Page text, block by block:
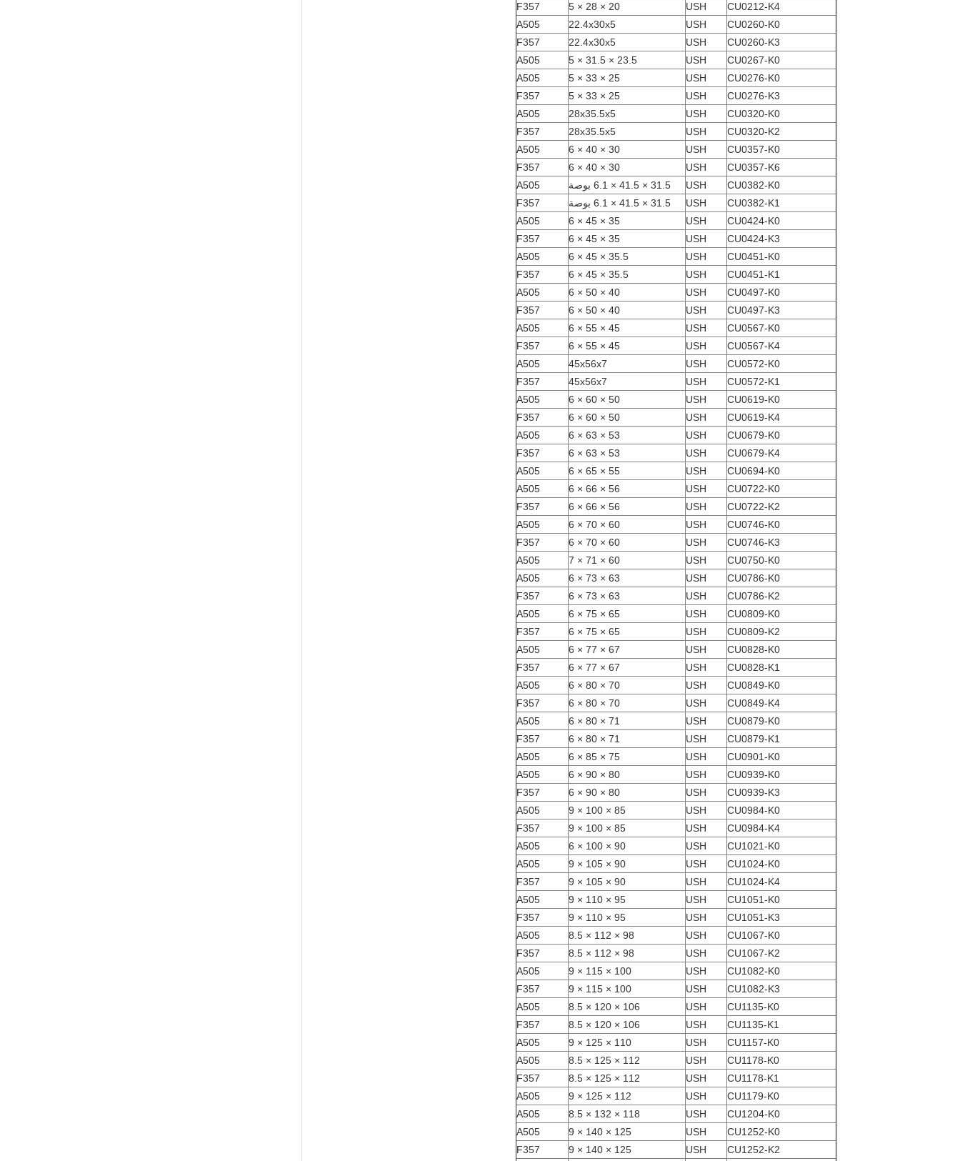
CU0212-K4
USH
20 × 28 × 5
F357
CU0260-K0
USH
22.4x30x5
A505
CU0260-K3
USH
22.4x30x5
F357
CU0267-K0
USH
23.5 × 31.5 × 5
A505
CU0276-K0
USH
25 × 33 × 5
A505
CU0276-K3
USH
25 × 33 × 5
F357
CU0320-K0
USH
28x35.5x5
A505
CU0320-K2
USH
28x35.5x5
F357
CU0357-K0
USH
30 × 40 × 6
A505
CU0357-K6
USH
30 × 40 × 6
F357
CU0382-K0
USH 31.5 × 41.5 × 6.1 بوصة
A505
CU0382-K1
USH 31.5 × 41.5 × 6.1 بوصة
F357
CU0424-K0
USH
35 × 45 × 6
A505
CU0424-K3
USH
35 × 45 × 6
F357
CU0451-K0
USH
35.5 × 45 × 6
A505
CU0451-K1
USH
35.5 × 45 × 6
F357
CU0497-K0
USH
40 × 50 × 6
A505
CU0497-K3
USH
40 × 50 × 6
F357
CU0567-K0
USH
45 × 55 × 6
A505
CU0567-K4
USH
45 × 55 × 6
F357
CU0572-K0
USH
45x56x7
A505
CU0572-K1
USH
45x56x7
F357
CU0619-K0
USH
50 × 60 × 6
A505
CU0619-K4
USH
50 × 60 × 6
F357
CU0679-K0
USH
53 × 63 × 6
A505
CU0679-K4
USH
53 × 63 × 6
F357
CU0694-K0
USH
55 × 65 × 6
A505
CU0722-K0
USH
56 × 66 × 6
A505
CU0722-K2
USH
56 × 66 × 6
F357
CU0746-K0
USH
60 × 70 × 6
A505
CU0746-K3
USH
60 × 70 × 6
F357
CU0750-K0
USH
60 × 71 × 7
A505
CU0786-K0
USH
63 × 73 × 6
A505
CU0786-K2
USH
63 × 73 × 6
F357
CU0809-K0
USH
65 × 75 × 6
A505
CU0809-K2
USH
65 × 75 × 6
F357
CU0828-K0
USH
67 × 77 × 6
A505
CU0828-K1
USH
67 × 77 × 6
F357
CU0849-K0
USH
70 × 80 × 6
A505
CU0849-K4
USH
70 × 80 × 6
F357
CU0879-K0
USH
71 × 80 × 6
A505
CU0879-K1
USH
71 × 80 × 6
F357
CU0901-K0
USH
75 × 85 × 6
A505
CU0939-K0
USH
80 × 90 × 6
A505
CU0939-K3
USH
80 × 90 × 6
F357
CU0984-K0
USH
85 × 100 × 9
A505
CU0984-K4
USH
85 × 100 × 9
F357
CU1021-K0
USH
90 × 100 × 6
A505
CU1024-K0
USH
90 × 105 × 9
A505
CU1024-K4
USH
90 × 105 × 9
F357
CU1051-K0
USH
95 × 110 × 9
A505
CU1051-K3
USH
95 × 110 × 9
F357
CU1067-K0
USH
98 × 112 × 8.5
A505
CU1067-K2
USH
98 × 112 × 8.5
F357
CU1082-K0
USH
100 × 115 × 9
A505
CU1082-K3
USH
100 × 115 × 9
F357
CU1135-K0
USH
106 × 120 × 8.5
A505
CU1135-K1
USH
106 × 120 × 8.5
F357
CU1157-K0
USH
110 × 125 × 9
A505
CU1178-K0
USH
112 × 125 × 8.5
A505
CU1178-K1
USH
112 × 125 × 8.5
F357
CU1179-K0
USH
112 × 125 × 9
A505
CU1204-K0
USH
118 × 132 × 8.5
A505
CU1252-K0
USH
125 × 140 × 9
A505
CU1252-K2
USH
125 × 140 × 9
F357